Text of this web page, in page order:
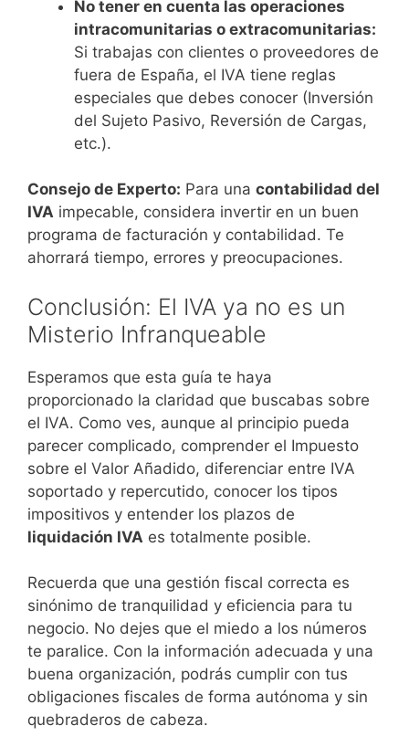
No tener en cuenta las operaciones
intracomunitarias o extracomunitarias:
Si trabajas con clientes o proveedores de
fuera de España, el IVA tiene reglas
especiales que debes conocer (Inversión
del Sujeto Pasivo, Reversión de Cargas,
etc.).
Consejo de Experto: Para una contabilidad del
IVA impecable, considera invertir en un buen
programa de facturación y contabilidad. Te
ahorrará tiempo, errores y preocupaciones.
Conclusión: El IVA ya no es un
Misterio Infranqueable
Esperamos que esta guía te haya
proporcionado la claridad que buscabas sobre
el IVA. Como ves, aunque al principio pueda
parecer complicado, comprender el Impuesto
sobre el Valor Añadido, diferenciar entre IVA
soportado y repercutido, conocer los tipos
impositivos y entender los plazos de
liquidación IVA es totalmente posible.
Recuerda que una gestión fiscal correcta es
sinónimo de tranquilidad y eficiencia para tu
negocio. No dejes que el miedo a los números
te paralice. Con la información adecuada y una
buena organización, podrás cumplir con tus
obligaciones fiscales de forma autónoma y sin
quebraderos de cabeza.